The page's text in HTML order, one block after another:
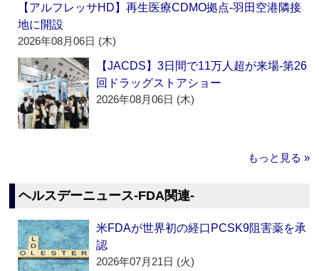
【アルフレッサHD】再生医療CDMO拠点‐羽田空港隣接
地に開設
2026年08月06日 (木)
【JACDS】3日間で11万人超が来場‐第26
回ドラッグストアショー
2026年08月06日 (木)
もっと見る »
ヘルスデーニュース‐FDA関連‐
米FDAが世界初の経口PCSK9阻害薬を承
認
2026年07月21日 (火)